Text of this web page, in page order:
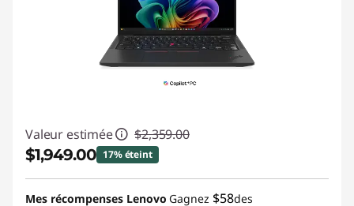
Valeur estimée $2,359.00
$1,949.00 17% éteint
Économies instantanées :-$410.00
Mes récompenses Lenovo Gagnez $58des